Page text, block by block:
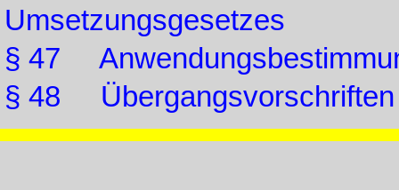
Umsetzungsgesetzes
§ 47
§ 48 Übergangsvorschriften